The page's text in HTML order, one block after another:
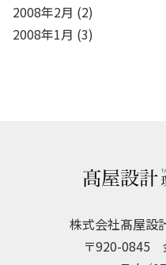
2008年2月 (2)
2008年1月 (3)
株式会社髙屋設
〒920-0845